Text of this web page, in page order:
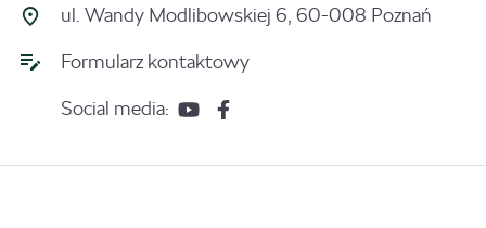
ul. Wandy Modlibowskiej 6, 60-008 Poznań
Formularz kontaktowy
Social media: